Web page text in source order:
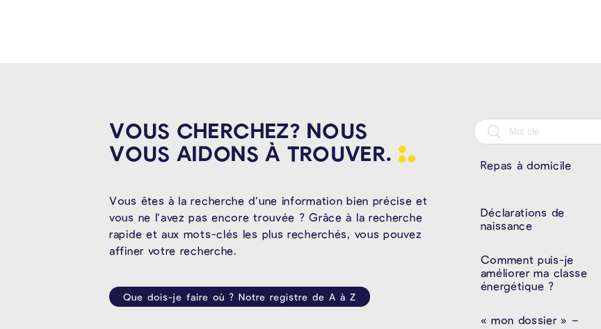
VOUS CHERCHEZ? NOUS
VOUS AIDONS À TROUVER.
Vous êtes à la recherche d’une information bien précise et
vous ne l’avez pas encore trouvée ? Grâce à la recherche
rapide et aux mots-clés les plus recherchés, vous pouvez
affiner votre recherche.
Que dois-je faire où ? Notre registre de A à Z
Repas à domicile
Déclarations de
naissance
Comment puis-je
améliorer ma classe
énergétique ?
« mon dossier » –